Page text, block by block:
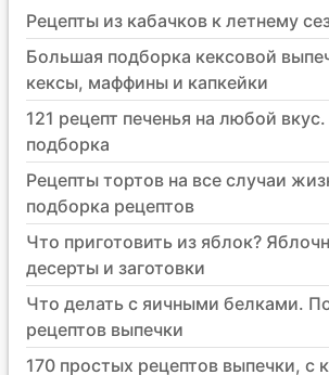
Рецепты из кабачков к летнему
Большая подборка кексовой
кексы, маффины и капкейки
121 рецепт печенья на любой
подборка
Рецепты тортов на все случаи
подборка рецептов
Что приготовить из яблок?
десерты и заготовки
Что делать с яичными белками.
рецептов выпечки
170 простых рецептов выпечки, с